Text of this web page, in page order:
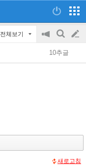
전체보기
공
지
on/off
검
색
글
쓰
10추글
새로고침